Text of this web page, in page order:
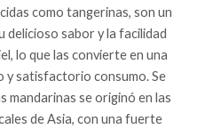
como tangerinas, son un
sabor y la facilidad
lo que las convierte en una
satisfactorio consumo. Se
mandarinas se originó en las
de Asia, con una fuerte